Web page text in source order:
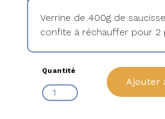
Verrine de 400g de
confite à réchauffer pour 2
Quantité
Ajouter